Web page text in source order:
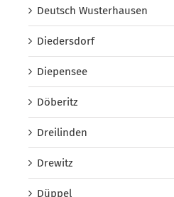
Deutsch Wusterhausen
Diedersdorf
Diepensee
Döberitz
Dreilinden
Drewitz
Düppel